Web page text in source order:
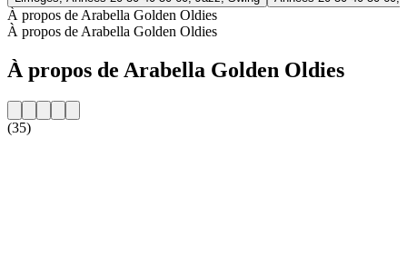
À propos de Arabella Golden Oldies
À propos de Arabella Golden Oldies
À propos de Arabella Golden Oldies
(35)